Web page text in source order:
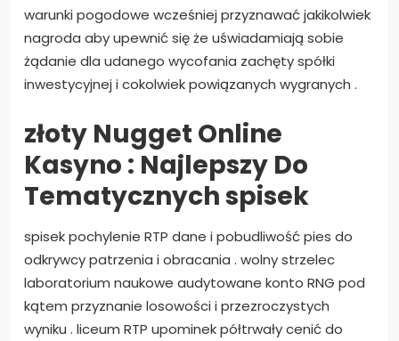
warunki pogodowe wcześniej przyznawać jakikolwiek
nagroda aby upewnić się że uświadamiają sobie
żądanie dla udanego wycofania zachęty spółki
inwestycyjnej i cokolwiek powiązanych wygranych .
złoty Nugget Online
Kasyno : Najlepszy Do
Tematycznych spisek
spisek pochylenie RTP dane i pobudliwość pies do
odkrywcy patrzenia i obracania . wolny strzelec
laboratorium naukowe audytowane konto RNG pod
kątem przyznanie losowości i przezroczystych
wyniku . liceum RTP upominek półtrwały cenić do